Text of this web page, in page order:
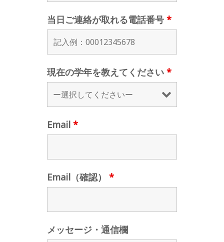
当日ご連絡が取れる電話番号 *
現在の学年を教えてください *
Email *
Email（確認） *
メッセージ・通信欄